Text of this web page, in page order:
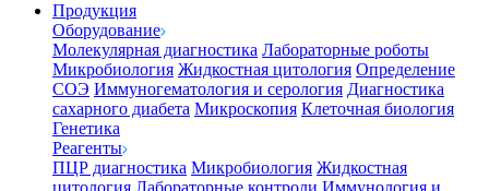
Продукция
Оборудование
Молекулярная диагностика Лабораторные роботы
Микробиология Жидкостная цитология Определение
СОЭ Иммуногематология и серология Диагностика
сахарного диабета Микроскопия Клеточная биология
Генетика
Реагенты
ПЦР диагностика Микробиология Жидкостная
цитология Лабораторные контроли Иммунология и